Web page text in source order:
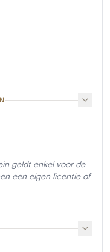
geldt enkel voor de
een eigen licentie of